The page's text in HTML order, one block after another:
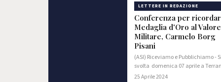
LETTERE IN REDAZIONE
Conferenza per
Medaglia d'Oro al Valore
Militare, Carmelo Borg
Pisani
(ASI) Riceviamo e Pubblichiamo -
svolta domenica 07 aprile a
Bracciolini /loc. Cicogna la
25 Aprile 2024